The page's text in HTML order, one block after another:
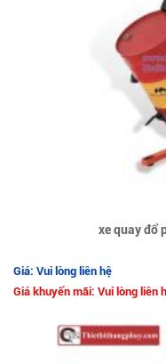
xe quay đổ
Giá: Vui lòng liên hệ
Giá khuyến mãi: Vui lòng liên